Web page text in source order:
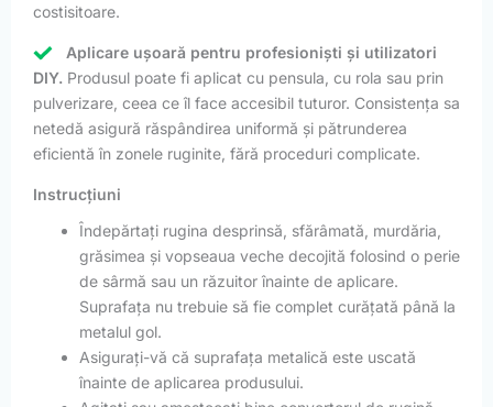
costisitoare.
Aplicare ușoară pentru profesioniști și utilizatori
DIY. Produsul poate fi aplicat cu pensula, cu rola sau prin
pulverizare, ceea ce îl face accesibil tuturor. Consistența sa
netedă asigură răspândirea uniformă și pătrunderea
eficientă în zonele ruginite, fără proceduri complicate.
Instrucțiuni
Îndepărtați rugina desprinsă, sfărâmată, murdăria,
grăsimea și vopseaua veche decojită folosind o perie
de sârmă sau un răzuitor înainte de aplicare.
Suprafața nu trebuie să fie complet curățată până la
metalul gol.
Asigurați-vă că suprafața metalică este uscată
înainte de aplicarea produsului.